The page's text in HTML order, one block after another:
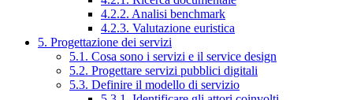
4.2.2. Analisi benchmark
4.2.3. Valutazione euristica
5. Progettazione dei servizi
5.1. Cosa sono i servizi e il service design
5.2. Progettare servizi pubblici digitali
5.3. Definire il modello di servizio